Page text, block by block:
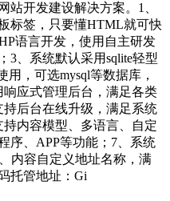
站开发建设解决方案。1、
标签，只要懂HTML就可快
语言开发，使用自主研发
3、系统默认采用sqlite轻型
，可选mysql等数据库，
应式管理后台，满足各类
后台在线升级，满足系统
内容模型、多语言、自定
序、APP等功能；7、系统
内容自定义地址名称，满
托管地址：Gi